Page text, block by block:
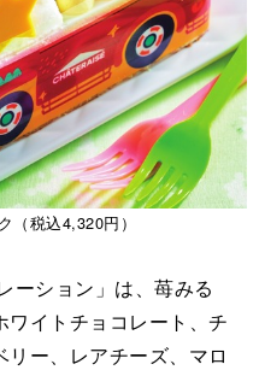
（税込4,320円）
ーション」は、苺みる
ワイトチョコレート、チ
ー、レアチーズ、マロ